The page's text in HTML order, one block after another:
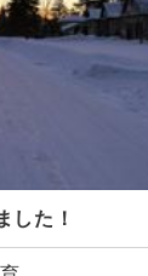
した！